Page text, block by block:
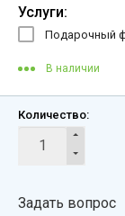
Услуги:
Подарочный
В наличии
Количество:
Задать вопрос